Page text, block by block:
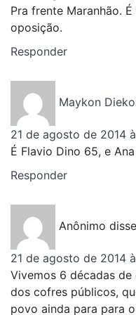
Pra frente Maranhão.
oposição.
Responder
Maykon
21 de agosto de 2014
É Flavio Dino 65, e
Responder
Anônimo
21 de agosto de 2014
Vivemos 6 décadas de
dos cofres públicos,
povo ainda para para